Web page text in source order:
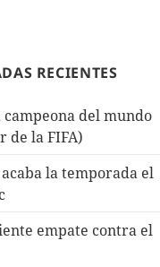
RECIENTES
campeona del mundo
de la FIFA)
la temporada el
empate contra el